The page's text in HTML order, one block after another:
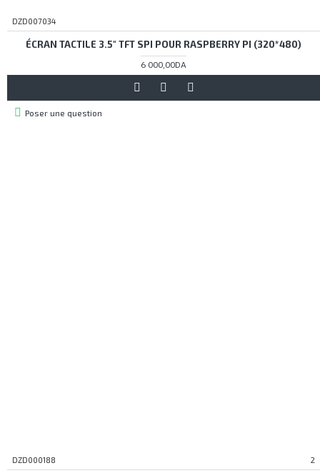
DZD007034
ÉCRAN TACTILE 3.5" TFT SPI POUR RASPBERRY PI (320*480)
6 000,00DA
Poser une question
DZD000188 2